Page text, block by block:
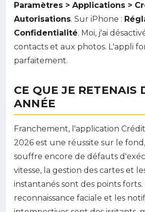
Paramètres > Applications >
Autorisations. Sur iPhone :
Confidentialité. Moi, j'ai
contacts et aux photos. L'appli
parfaitement.
CE QUE JE RETENAIS
ANNÉE
Franchement, l'application
2026 est une réussite sur le
souffre encore de défauts
vitesse, la gestion des cartes et
instantanés sont des points forts.
reconnaissance faciale et les